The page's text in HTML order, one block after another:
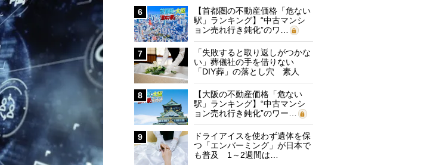
6
【首都圏の不動産価格「危ない
駅」ランキング】“中古マンシ
ョン売れ行き鈍化”のワ…
7
「失敗すると取り返しがつかな
い」葬儀社の手を借りない
「DIY葬」の落とし穴 素人
に…
8
【大阪の不動産価格「危ない
駅」ランキング】“中古マンシ
ョン売れ行き鈍化”のワー…
9
ドライアイスを使わず遺体を保
つ「エンバーミング」が日本で
も普及 1～2週間は…